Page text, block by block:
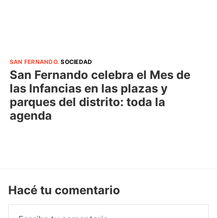
SAN FERNANDO.SOCIEDAD
San Fernando celebra el Mes de
las Infancias en las plazas y
parques del distrito: toda la
agenda
Hacé tu comentario